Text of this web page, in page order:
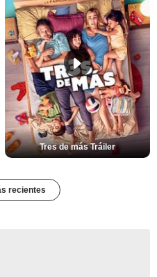
Tres de más Tráiler
recientes